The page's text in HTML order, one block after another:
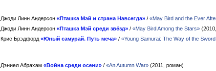
Джоди Линн Андерсон «Пташка Мэй и страна Навсегда» / «May Bird and the Ever
Джоди Линн Андерсон «Пташка Мэй среди звёзд» / «May Bird Among the Stars»
Крис Брэдфорд «Юный самурай. Путь меча» / «Young Samurai: The Way of the
Дэниел Абрахам «Война среди осени» / «An Autumn War» (2011, роман)